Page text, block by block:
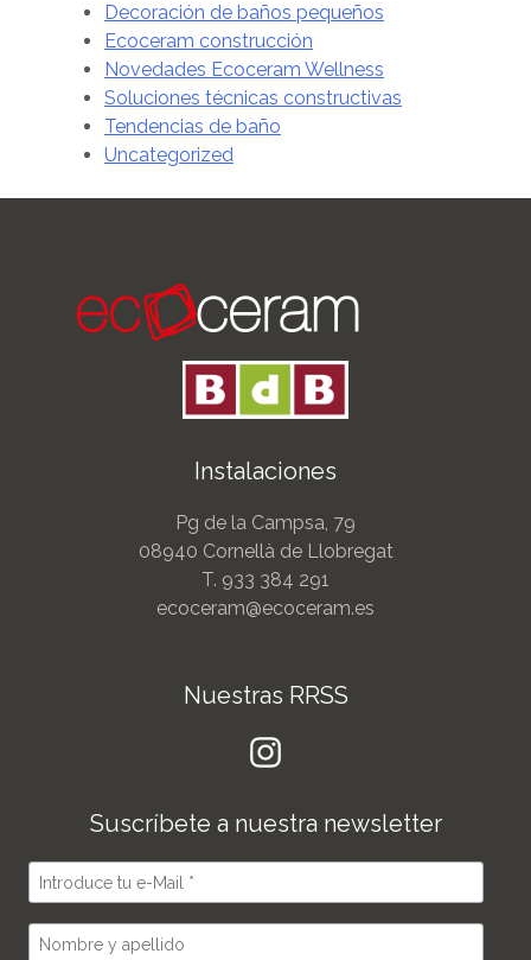
Decoración de baños pequeños
Ecoceram construcción
Novedades Ecoceram Wellness
Soluciones técnicas constructivas
Tendencias de baño
Uncategorized
Instalaciones
Pg de la Campsa, 79
08940 Cornellà de Llobregat
T. 933 384 291
ecoceram@ecoceram.es
Nuestras RRSS
Suscríbete a nuestra newsletter